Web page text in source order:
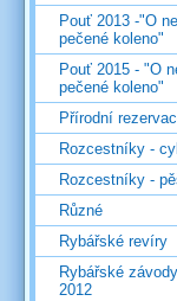
Pouť 2013 -"O
pečené koleno"
Pouť 2015 - "O
pečené koleno"
Přírodní
Rozcestníky -
Rozcestníky -
Různé
Rybářské revíry
Rybářské
2012